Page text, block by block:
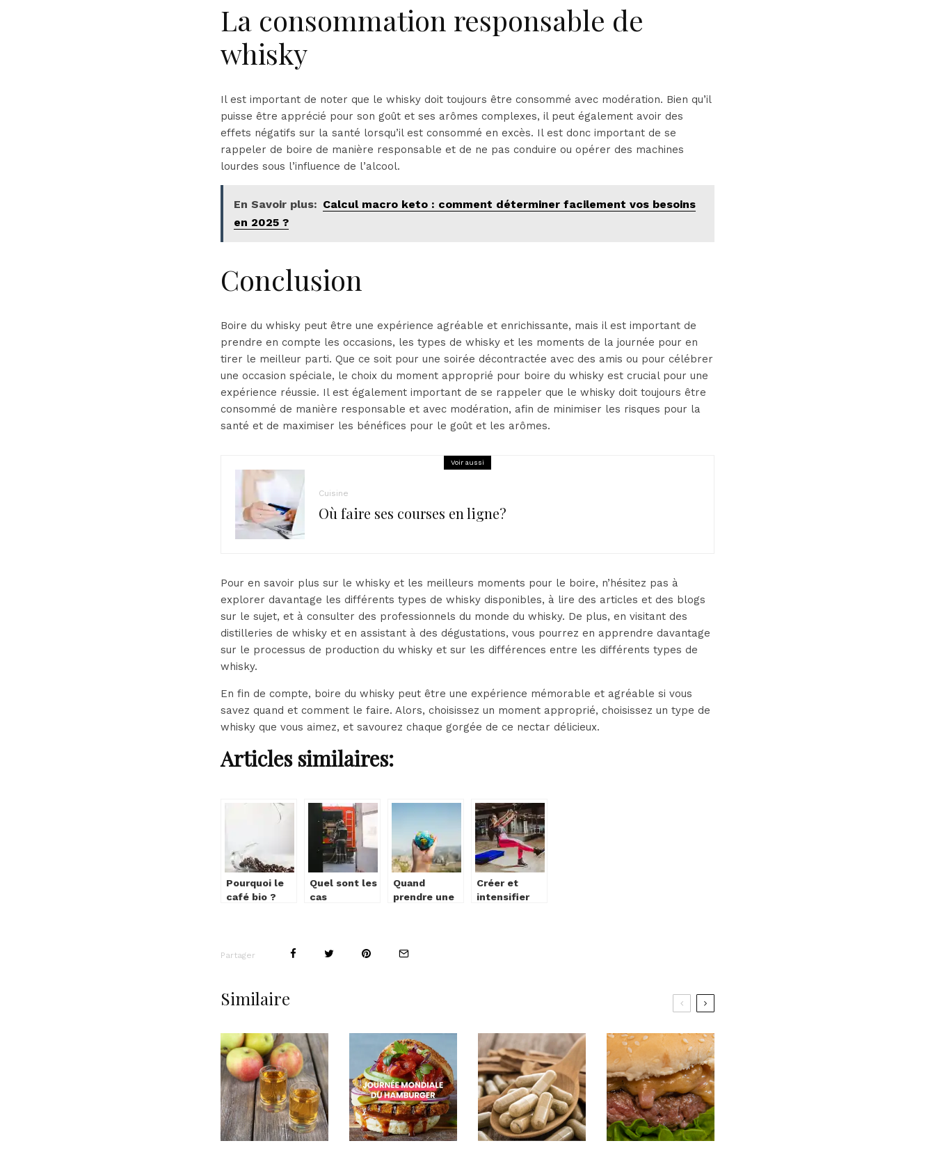
La consommation responsable de
whisky
Il est important de noter que le whisky doit toujours être consommé avec modération. Bien qu’il
puisse être apprécié pour son goût et ses arômes complexes, il peut également avoir des
effets négatifs sur la santé lorsqu’il est consommé en excès. Il est donc important de se
rappeler de boire de manière responsable et de ne pas conduire ou opérer des machines
lourdes sous l’influence de l’alcool.
En Savoir plus: Calcul macro keto : comment déterminer facilement vos besoins
en 2025 ?
Conclusion
Boire du whisky peut être une expérience agréable et enrichissante, mais il est important de
prendre en compte les occasions, les types de whisky et les moments de la journée pour en
tirer le meilleur parti. Que ce soit pour une soirée décontractée avec des amis ou pour célébrer
une occasion spéciale, le choix du moment approprié pour boire du whisky est crucial pour une
expérience réussie. Il est également important de se rappeler que le whisky doit toujours être
consommé de manière responsable et avec modération, afin de minimiser les risques pour la
santé et de maximiser les bénéfices pour le goût et les arômes.
Voir aussi
Cuisine
Où faire ses courses en ligne?
Pour en savoir plus sur le whisky et les meilleurs moments pour le boire, n’hésitez pas à
explorer davantage les différents types de whisky disponibles, à lire des articles et des blogs
sur le sujet, et à consulter des professionnels du monde du whisky. De plus, en visitant des
distilleries de whisky et en assistant à des dégustations, vous pourrez en apprendre davantage
sur le processus de production du whisky et sur les différences entre les différents types de
whisky.
En fin de compte, boire du whisky peut être une expérience mémorable et agréable si vous
savez quand et comment le faire. Alors, choisissez un moment approprié, choisissez un type de
whisky que vous aimez, et savourez chaque gorgée de ce nectar délicieux.
Articles similaires:
Pourquoi le
café bio ?
Quel sont les
cas
Quand
prendre une
Créer et
intensifier
Partager
Similaire